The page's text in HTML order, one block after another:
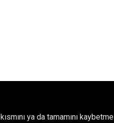
ya da tamamını kaybetme